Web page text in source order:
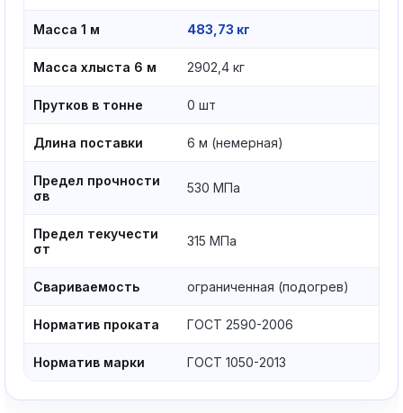
Масса 1 м 483,73 кг
Масса хлыста 6 м 2902,4 кг
Прутков в тонне 0 шт
Длина поставки 6 м (немерная)
Предел прочности
σв
530 МПа
Предел текучести
σт
315 МПа
Свариваемость ограниченная (подогрев)
Норматив проката ГОСТ 2590-2006
Норматив марки ГОСТ 1050-2013